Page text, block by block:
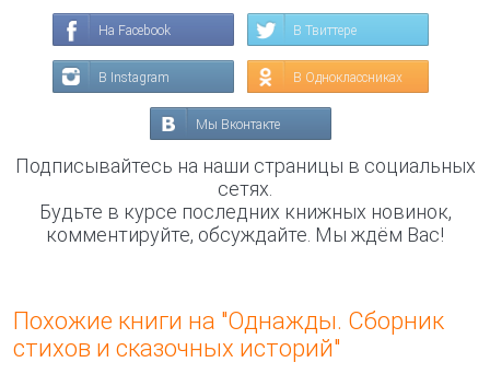
На Facebook В Твиттере
В Instagram В Одноклассниках
Мы Вконтакте
Подписывайтесь на наши страницы в социальных
сетях.
Будьте в курсе последних книжных новинок,
комментируйте, обсуждайте. Мы ждём Вас!
Похожие книги на "Однажды. Сборник
стихов и сказочных историй"